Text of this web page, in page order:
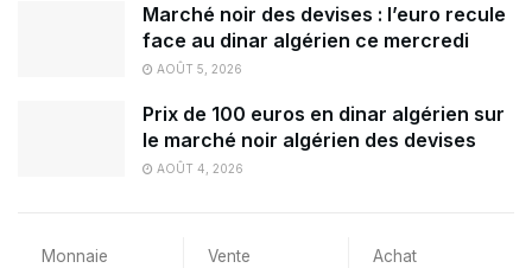
Marché noir des devises : l’euro recule
face au dinar algérien ce mercredi
AOÛT 5, 2026
Prix de 100 euros en dinar algérien sur
le marché noir algérien des devises
AOÛT 4, 2026
Monnaie
Vente
Achat